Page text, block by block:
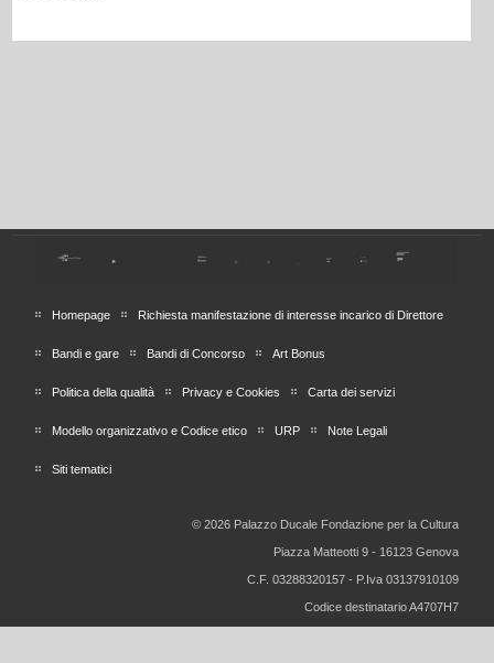
Homepage Richiesta manifestazione di interesse incarico di Direttore
Bandi e gare Bandi di Concorso Art Bonus
Politica della qualità Privacy e Cookies Carta dei servizi
Modello organizzativo e Codice etico URP Note Legali
Siti tematici
© 2026 Palazzo Ducale Fondazione per la Cultura
Piazza Matteotti 9 - 16123 Genova
C.F. 03288320157 - P.Iva 03137910109
Codice destinatario A4707H7